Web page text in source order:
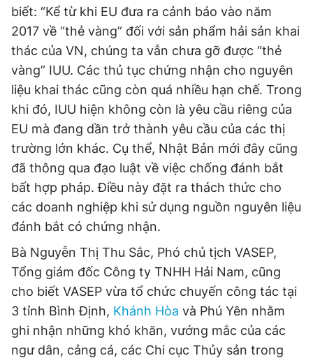
biết: “Kể từ khi EU đưa ra cảnh báo vào năm
2017 về “thẻ vàng” đối với sản phẩm hải sản khai
thác của VN, chúng ta vẫn chưa gỡ được “thẻ
vàng” IUU. Các thủ tục chứng nhận cho nguyên
liệu khai thác cũng còn quá nhiều hạn chế. Trong
khi đó, IUU hiện không còn là yêu cầu riêng của
EU mà đang dần trở thành yêu cầu của các thị
trường lớn khác. Cụ thể, Nhật Bản mới đây cũng
đã thông qua đạo luật về việc chống đánh bắt
bất hợp pháp. Điều này đặt ra thách thức cho
các doanh nghiệp khi sử dụng nguồn nguyên liệu
đánh bắt có chứng nhận.
Bà Nguyễn Thị Thu Sắc, Phó chủ tịch VASEP,
Tổng giám đốc Công ty TNHH Hải Nam, cũng
cho biết VASEP vừa tổ chức chuyến công tác tại
3 tỉnh Bình Định, Khánh Hòa và Phú Yên nhằm
ghi nhận những khó khăn, vướng mắc của các
ngư dân, cảng cá, các Chi cục Thủy sản trong